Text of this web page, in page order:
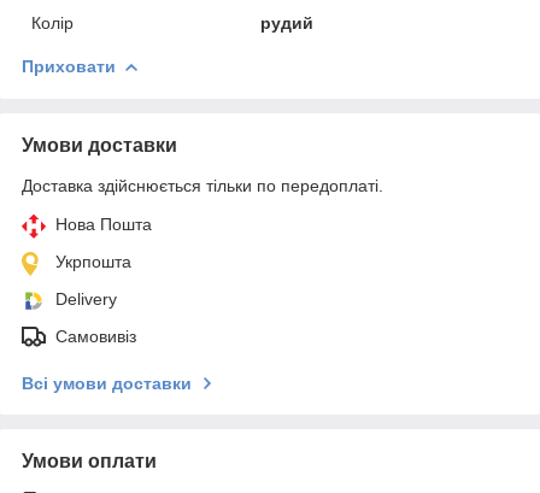
Колір
рудий
Приховати
Умови доставки
Доставка здійснюється тільки по передоплаті.
Нова Пошта
Укрпошта
Delivery
Самовивіз
Всі умови доставки
Умови оплати